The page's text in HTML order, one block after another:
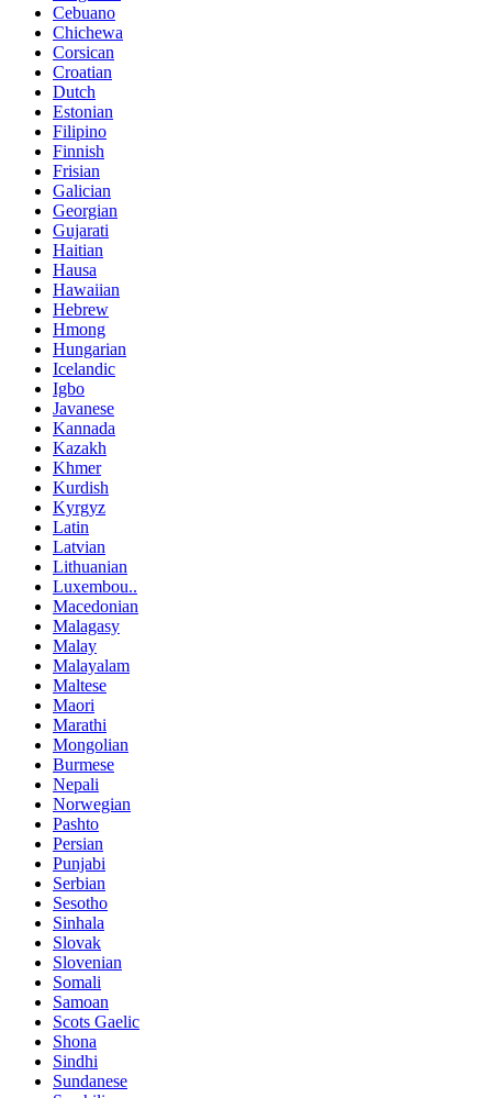
Cebuano
Chichewa
Corsican
Croatian
Dutch
Estonian
Filipino
Finnish
Frisian
Galician
Georgian
Gujarati
Haitian
Hausa
Hawaiian
Hebrew
Hmong
Hungarian
Icelandic
Igbo
Javanese
Kannada
Kazakh
Khmer
Kurdish
Kyrgyz
Latin
Latvian
Lithuanian
Luxembou..
Macedonian
Malagasy
Malay
Malayalam
Maltese
Maori
Marathi
Mongolian
Burmese
Nepali
Norwegian
Pashto
Persian
Punjabi
Serbian
Sesotho
Sinhala
Slovak
Slovenian
Somali
Samoan
Scots Gaelic
Shona
Sindhi
Sundanese